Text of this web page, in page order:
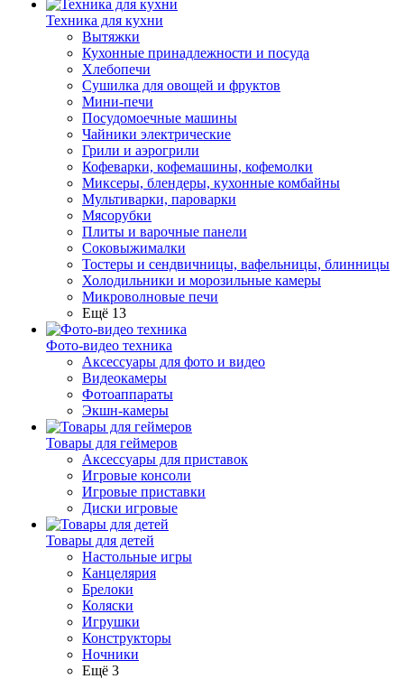
Техника для кухни
Вытяжки
Кухонные принадлежности и посуда
Хлебопечи
Сушилка для овощей и фруктов
Мини-печи
Посудомоечные машины
Чайники электрические
Грили и аэрогрили
Кофеварки, кофемашины, кофемолки
Миксеры, блендеры, кухонные комбайны
Мультиварки, пароварки
Мясорубки
Плиты и варочные панели
Соковыжималки
Тостеры и сендвичницы, вафельницы, блинницы
Холодильники и морозильные камеры
Микроволновые печи
Ещё 13
Фото-видео техника
Аксессуары для фото и видео
Видеокамеры
Фотоаппараты
Экшн-камеры
Товары для геймеров
Аксессуары для приставок
Игровые консоли
Игровые приставки
Диски игровые
Товары для детей
Настольные игры
Канцелярия
Брелоки
Коляски
Игрушки
Конструкторы
Ночники
Ещё 3